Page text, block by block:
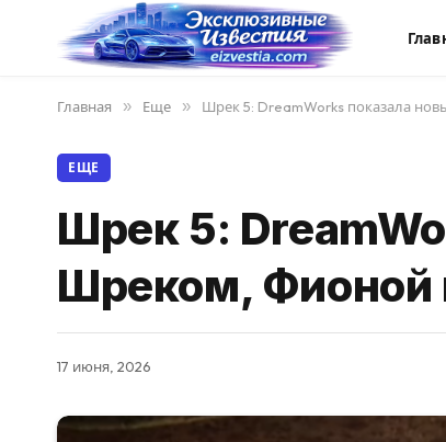
Главная » Еще » Шрек 5: DreamWorks показала
ЕЩЕ
Шрек 5:
Шреком, Фионой
17 июня, 2026